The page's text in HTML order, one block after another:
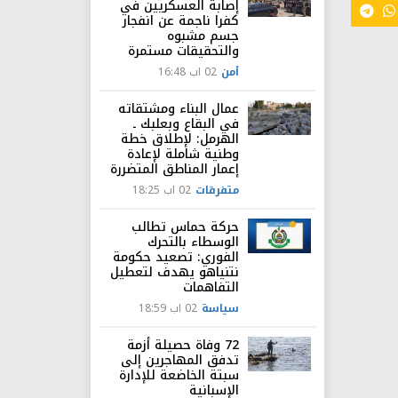
إصابة العسكريين في
كفرا ناجمة عن انفجار
جسم مشبوه
والتحقيقات مستمرة
أمن 02 اب 16:48
عمال البناء ومشتقاته
في البقاع وبعلبك ـ
الهرمل: لإطلاق خطة
وطنية شاملة لإعادة
إعمار المناطق المتضررة
متفرقات 02 اب 18:25
حركة حماس تطالب
الوسطاء بالتحرك
الفوري: تصعيد حكومة
نتنياهو يهدف لتعطيل
التفاهمات
سياسة 02 اب 18:59
72 وفاة حصيلة أزمة
تدفق المهاجرين إلى
سبتة الخاضعة للإدارة
الإسبانية